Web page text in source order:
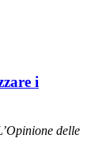
i
delle